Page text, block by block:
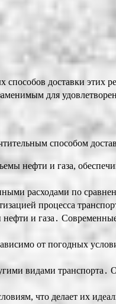
доставки этих
для
способом
нефти и газа,
расходами по
процесса
и газа․
от погодных
видами
что делает их